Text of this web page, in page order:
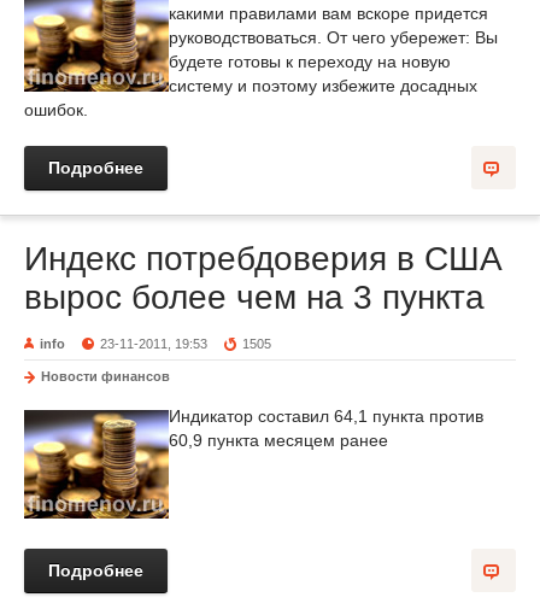
какими правилами вам вскоре придется
руководствоваться. От чего убережет: Вы
будете готовы к переходу на новую
систему и поэтому избежите досадных
ошибок.
Подробнее
Индекс потребдоверия в США
вырос более чем на 3 пункта
info 23-11-2011, 19:53 1505
Новости финансов
Индикатор составил 64,1 пункта против
60,9 пункта месяцем ранее
Подробнее